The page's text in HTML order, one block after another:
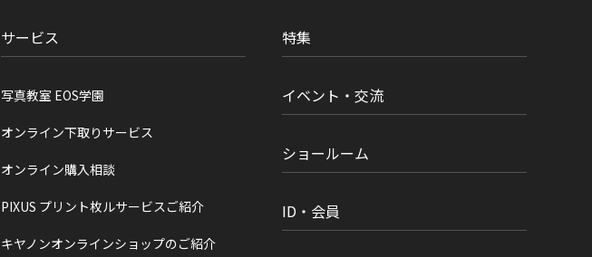
サービス
写真教室 EOS学園
オンライン下取りサービス
オンライン購入相談
PIXUS プリント枚ルサービスご紹介
キヤノンオンラインショップのご紹介
特集
イベント・交流
ショールーム
ID・会員